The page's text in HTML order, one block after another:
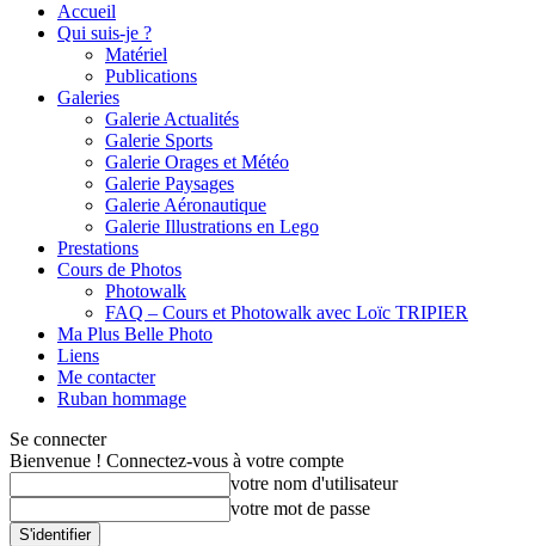
Accueil
Qui suis-je ?
Matériel
Publications
Galeries
Galerie Actualités
Galerie Sports
Galerie Orages et Météo
Galerie Paysages
Galerie Aéronautique
Galerie Illustrations en Lego
Prestations
Cours de Photos
Photowalk
FAQ – Cours et Photowalk avec Loïc TRIPIER
Ma Plus Belle Photo
Liens
Me contacter
Ruban hommage
Se connecter
Bienvenue ! Connectez-vous à votre compte
votre nom d'utilisateur
votre mot de passe